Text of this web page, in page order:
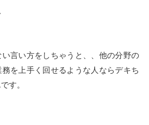
言い方をしちゃうと、、他の分野の
を上手く回せるような人ならデキち
す。